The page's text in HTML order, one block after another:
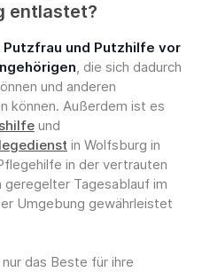
entlastet?
Putzfrau und Putzhilfe vor
, die sich dadurch
und anderen
können. Außerdem ist es
und
in Wolfsburg in
in der vertrauten
Tagesablauf im
Umgebung gewährleistet
das Beste für ihre